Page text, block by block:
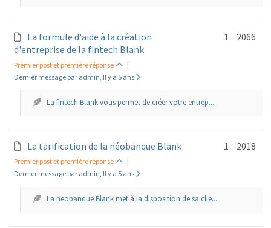
La formule d'aide à la création
d'entreprise de la fintech Blank
Premier post et première réponse
|
Dernier message par admin, Il y a 5 ans
2066
1
La fintech Blank vous permet de créer votre entrep...
La tarification de la néobanque Blank
Premier post et première réponse
|
Dernier message par admin, Il y a 5 ans
2018
1
La neobanque Blank met à la disposition de sa clie...